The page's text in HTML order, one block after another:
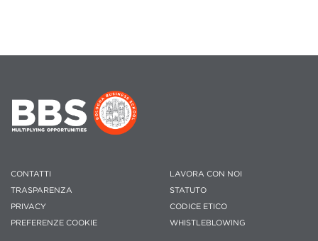
CONTATTI
TRASPARENZA
PRIVACY
PREFERENZE COOKIE
LAVORA CON NOI
STATUTO
CODICE ETICO
WHISTLEBLOWING